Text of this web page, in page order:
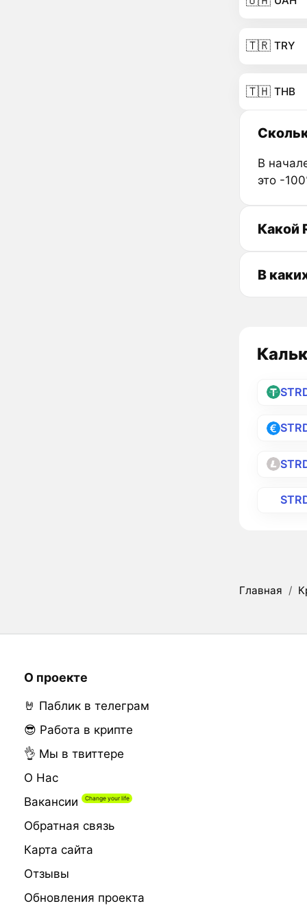
🇹🇷 TRY
🇹🇭 THB
В
это -
Какой
В
Главная /
О проекте
🤘 Паблик в телеграм
😎 Работа в крипте
👌 Мы в твиттере
О Нас
Вакансии
Обратная связь
Карта сайта
Отзывы
Обновления проекта